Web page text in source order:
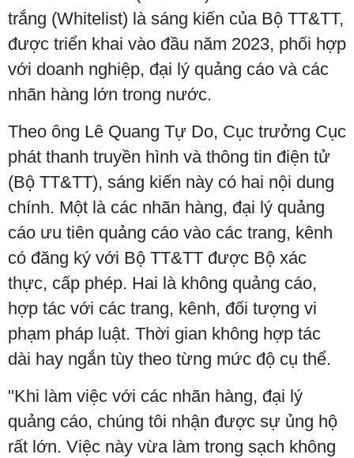
trắng (Whitelist) là sáng kiến của Bộ TT&TT,
được triển khai vào đầu năm 2023, phối hợp
với doanh nghiệp, đại lý quảng cáo và các
nhãn hàng lớn trong nước.
Theo ông Lê Quang Tự Do, Cục trưởng Cục
phát thanh truyền hình và thông tin điện tử
(Bộ TT&TT), sáng kiến này có hai nội dung
chính. Một là các nhãn hàng, đại lý quảng
cáo ưu tiên quảng cáo vào các trang, kênh
có đăng ký với Bộ TT&TT được Bộ xác
thực, cấp phép. Hai là không quảng cáo,
hợp tác với các trang, kênh, đối tượng vi
phạm pháp luật. Thời gian không hợp tác
dài hay ngắn tùy theo từng mức độ cụ thể.
"Khi làm việc với các nhãn hàng, đại lý
quảng cáo, chúng tôi nhận được sự ủng hộ
rất lớn. Việc này vừa làm trong sạch không